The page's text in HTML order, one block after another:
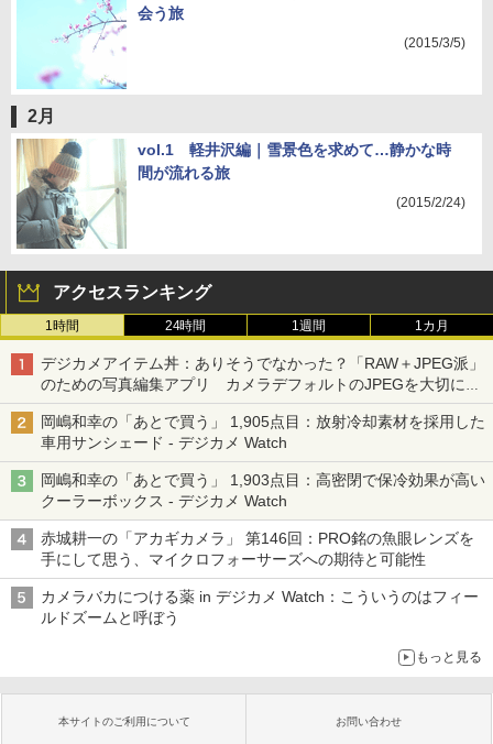
会う旅
(2015/3/5)
2月
vol.1 軽井沢編｜雪景色を求めて…静かな時
間が流れる旅
(2015/2/24)
アクセスランキング
1時間 24時間 1週間 1カ月
デジカメアイテム丼：ありそうでなかった？「RAW＋JPEG派」
のための写真編集アプリ カメラデフォルトのJPEGを大切にす
る「Filmator」
岡嶋和幸の「あとで買う」 1,905点目：放射冷却素材を採用した
車用サンシェード - デジカメ Watch
岡嶋和幸の「あとで買う」 1,903点目：高密閉で保冷効果が高い
クーラーボックス - デジカメ Watch
赤城耕一の「アカギカメラ」 第146回：PRO銘の魚眼レンズを
手にして思う、マイクロフォーサーズへの期待と可能性
カメラバカにつける薬 in デジカメ Watch：こういうのはフィー
ルドズームと呼ぼう
もっと見る
本サイトのご利用について お問い合わせ